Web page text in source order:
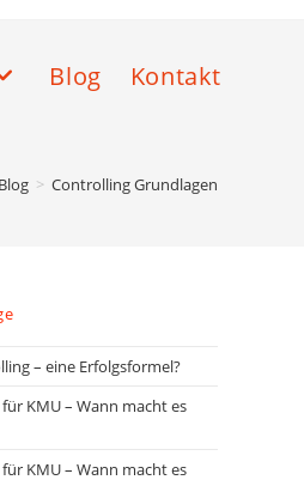
Blog Kontakt
Blog > Controlling Grundlagen
– eine Erfolgsformel?
KMU – Wann macht es
KMU – Wann macht es